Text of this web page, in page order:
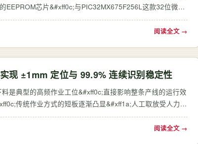
EEPROM芯片&#xff0c;与PIC32MX675F256L这款32位微控
存储的严苛要…
阅读全文 →
现 ±1mm 定位与 99.9% 连续识别稳定性
是典型的高频作业工位&#xff0c;直接影响整条产线的运行效
传统作业方式的短板逐渐凸显&#xff1a;人工取放受人力节
阅读全文 →